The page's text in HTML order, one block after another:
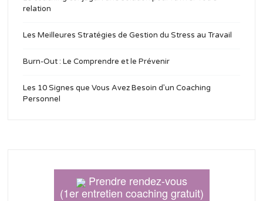
relation
Les Meilleures Stratégies de Gestion du Stress au Travail
Burn-Out : Le Comprendre et le Prévenir
Les 10 Signes que Vous Avez Besoin d’un Coaching
Personnel
Prendre rendez-vous
(1er entretien coaching gratuit)